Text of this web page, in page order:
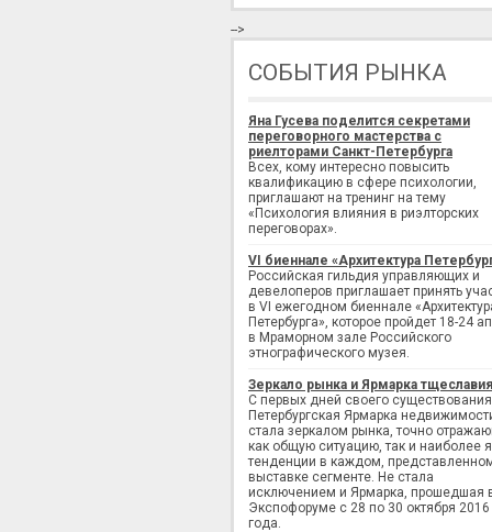
-->
СОБЫТИЯ РЫНКА
Яна Гусева поделится секретами
переговорного мастерства с
риелторами Санкт-Петербурга
Всех, кому интересно повысить
квалификацию в сфере психологии,
приглашают на тренинг на тему
«Психология влияния в риэлторских
переговорах».
VI биеннале «Архитектура
Российская гильдия управляющих и
девелоперов приглашает принять
в VI ежегодном биеннале
Петербурга», которое пройдет 18-24
в Мраморном зале Российского
этнографического музея.
Зеркало рынка и Ярмарка тщеславия
С первых дней своего существования
Петербургская Ярмарка
стала зеркалом рынка, точно
как общую ситуацию, так и наиболее
тенденции в каждом,
выставке сегменте. Не стала
исключением и Ярмарка, прошедшая
Экспофоруме с 28 по 30 октября 2016
года.